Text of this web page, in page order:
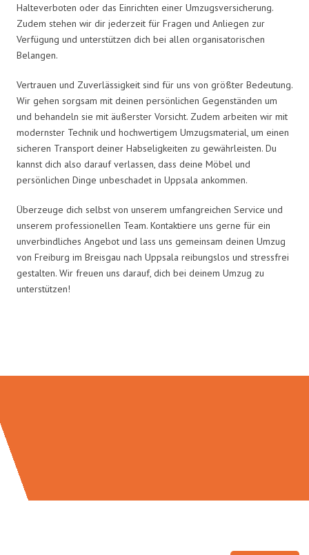
Halteverboten oder das Einrichten einer Umzugsversicherung.
Zudem stehen wir dir jederzeit für Fragen und Anliegen zur
Verfügung und unterstützen dich bei allen organisatorischen
Belangen.
Vertrauen und Zuverlässigkeit sind für uns von größter Bedeutung.
Wir gehen sorgsam mit deinen persönlichen Gegenständen um
und behandeln sie mit äußerster Vorsicht. Zudem arbeiten wir mit
modernster Technik und hochwertigem Umzugsmaterial, um einen
sicheren Transport deiner Habseligkeiten zu gewährleisten. Du
kannst dich also darauf verlassen, dass deine Möbel und
persönlichen Dinge unbeschadet in Uppsala ankommen.
Überzeuge dich selbst von unserem umfangreichen Service und
unserem professionellen Team. Kontaktiere uns gerne für ein
unverbindliches Angebot und lass uns gemeinsam deinen Umzug
von Freiburg im Breisgau nach Uppsala reibungslos und stressfrei
gestalten. Wir freuen uns darauf, dich bei deinem Umzug zu
unterstützen!